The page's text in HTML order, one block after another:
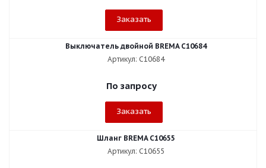
Заказать
Выключатель двойной BREMA C10684
Артикул: C10684
По запросу
Заказать
Шланг BREMA C10655
Артикул: C10655